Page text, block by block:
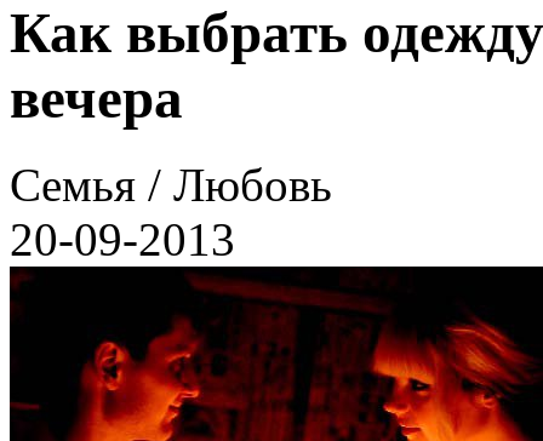
Как выбрать
вечера
Семья / Любовь
20-09-2013